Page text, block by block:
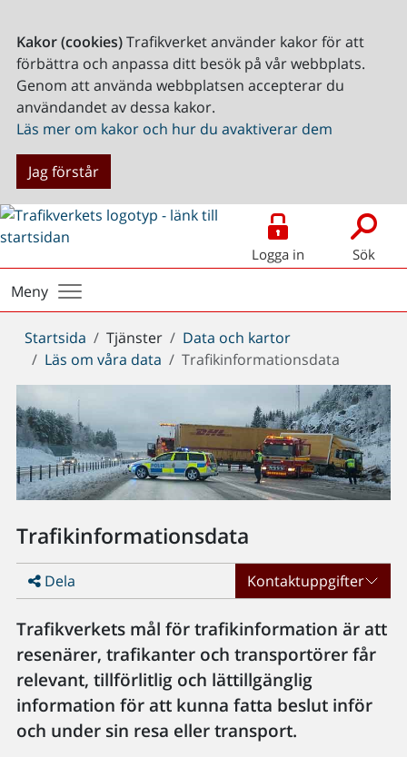
Kakor (cookies)Trafikverket använder kakor för att
förbättra och anpassa ditt besök på vår webbplats.
Genom att använda webbplatsen accepterar du
användandet av dessa kakor.
Läs mer om kakor och hur du avaktiverar dem
Jag förstår
Logga in Sök
Meny
Du
är
här:
Startsida Tjänster
Data och kartor
Läs om våra data
Trafikinformationsdata
Trafikinformationsdata
Dela Kontaktuppgifter
Trafikverkets mål för trafikinformation är att
resenärer, trafikanter och transportörer får
relevant, tillförlitlig och lättillgänglig
information för att kunna fatta beslut inför
och under sin resa eller transport.